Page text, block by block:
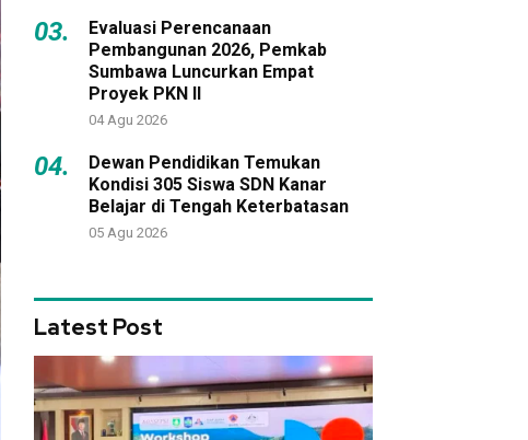
03.
Evaluasi Perencanaan
Pembangunan 2026, Pemkab
Sumbawa Luncurkan Empat
Proyek PKN II
04 Agu 2026
04.
Dewan Pendidikan Temukan
Kondisi 305 Siswa SDN Kanar
Belajar di Tengah Keterbatasan
05 Agu 2026
Latest Post